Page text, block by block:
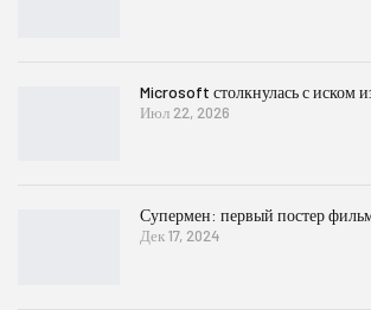
Microsoft столкнулась с иском
Июл 22, 2026
Супермен: первый постер
Дек 17, 2024